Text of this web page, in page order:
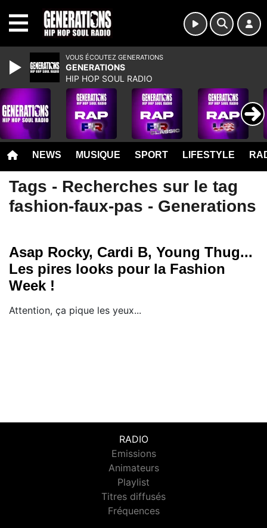
NEWS MUSIQUE SPORT LIFESTYLE
Tags - Recherches sur le tag
fashion-faux-pas - Generations
Asap Rocky, Cardi B, Young Thug...
Les pires looks pour la Fashion
Week !
Attention, ça pique les yeux...
RADIO
Emissions
Animateurs
Playlist
Titres diffusés
Fréquences
VOUS ÉCOUTEZ GENERATIONS
GENERATIONS
HIP HOP SOUL RADIO